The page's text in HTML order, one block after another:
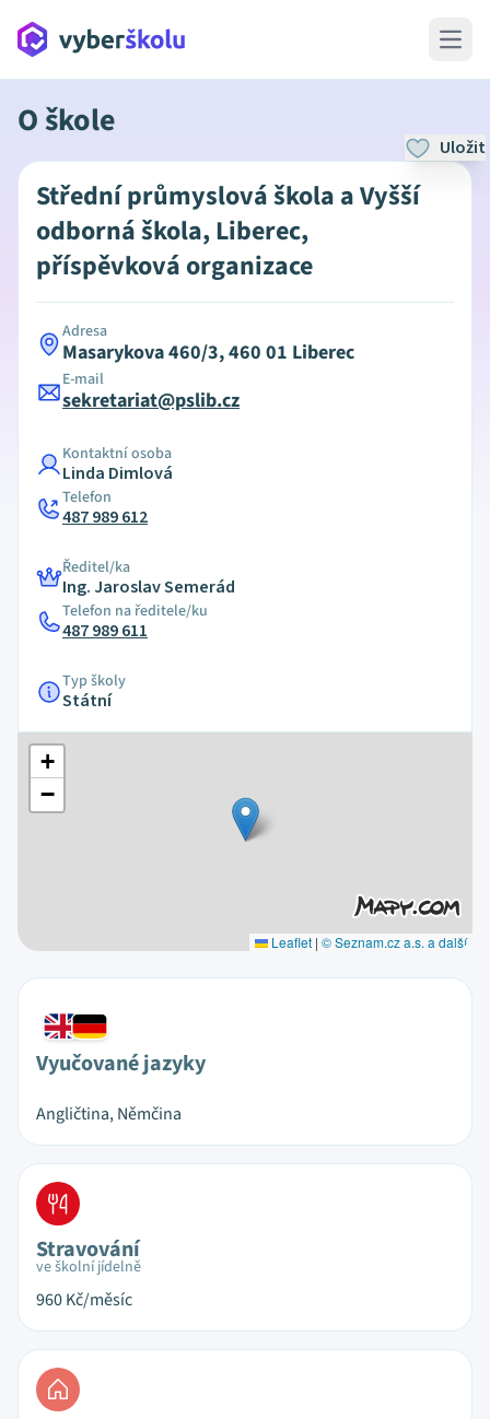
Open
O škole
Uložit
Střední průmyslová škola a Vyšší
odborná škola, Liberec,
příspěvková organizace
Adresa
Masarykova 460/3, 460 01 Liberec
E-mail
sekretariat@pslib.cz
Kontaktní osoba
Linda Dimlová
Telefon
487 989 612
Ředitel/ka
Ing. Jaroslav Semerád
Telefon na ředitele/ku
487 989 611
Typ školy
Státní
+
−
Leaflet | © Seznam.cz a.s. a další
Vyučované jazyky
Angličtina, Němčina
Stravování
ve školní jídelně
960Kč/měsíc